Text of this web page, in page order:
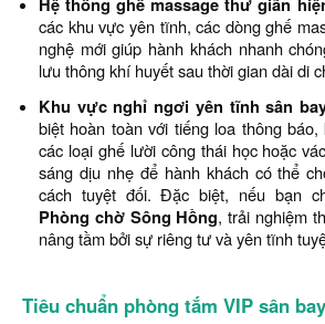
các khu vực yên tĩnh, các dòng ghế
nghệ mới giúp hành khách nhanh
lưu thông khí huyết sau thời gian dài di
Khu vực nghỉ ngơi yên tĩnh sân
biệt hoàn toàn với tiếng loa thông
các loại ghế lười công thái học hoặc
sáng dịu nhẹ để hành khách có thể
cách tuyệt đối. Đặc biệt, nếu bạn
Phòng chờ Sông Hồng, trải nghiệm
nâng tầm bởi sự riêng tư và yên tĩnh
Tiêu chuẩn phòng tắm VIP sân